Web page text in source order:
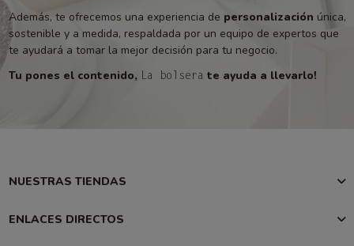
Además, te ofrecemos una experiencia de personalización única,
sostenible y a medida, respaldada por un equipo de expertos que
te ayudará a tomar la mejor decisión para tu negocio.
Tu pones el contenido, La bolsera te ayuda a llevarlo!
NUESTRAS TIENDAS
ENLACES DIRECTOS